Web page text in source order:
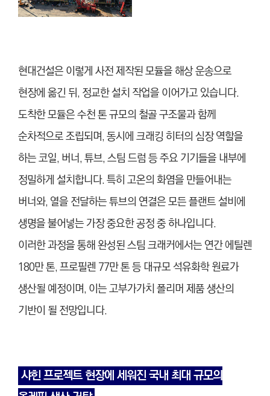
현대건설은 이렇게 사전 제작된 모듈을 해상 운송으로
현장에 옮긴 뒤, 정교한 설치 작업을 이어가고 있습니다.
도착한 모듈은 수천 톤 규모의 철골 구조물과 함께
순차적으로 조립되며, 동시에 크래킹 히터의 심장 역할을
하는 코일, 버너, 튜브, 스팀 드럼 등 주요 기기들을 내부에
정밀하게 설치합니다. 특히 고온의 화염을 만들어내는
버너와, 열을 전달하는 튜브의 연결은 모든 플랜트 설비에
생명을 불어넣는 가장 중요한 공정 중 하나입니다.
이러한 과정을 통해 완성된 스팀 크래커에서는 연간 에틸렌
180만 톤, 프로필렌 77만 톤 등 대규모 석유화학 원료가
생산될 예정이며, 이는 고부가가치 폴리머 제품 생산의
기반이 될 전망입니다.
샤힌 프로젝트 현장에 세워진 국내 최대 규모의